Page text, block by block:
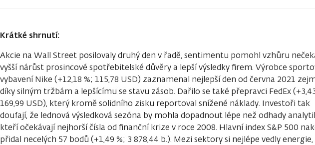
Krátké shrnutí:
Akcie na Wall Street posilovaly druhý den v řadě, sentimentu pomohl vzhůru
vyšší nárůst prosincové spotřebitelské důvěry a lepší výsledky firem. Výrobce
vybavení Nike (+12,18 %; 115,78 USD) zaznamenal nejlepší den od června 2021
díky silným tržbám a lepšícímu se stavu zásob. Dařilo se také přepravci FedEx
169,99 USD), který kromě solidního zisku reportoval snížené náklady. Investoři tak
doufají, že lednová výsledková sezóna by mohla dopadnout lépe než odhady
kteří očekávají nejhorší čísla od finanční krize v roce 2008. Hlavní index S&P 500
přidal necelých 57 bodů (+1,49 %; 3 878,44 b.). Mezi sektory si nejlépe vedly